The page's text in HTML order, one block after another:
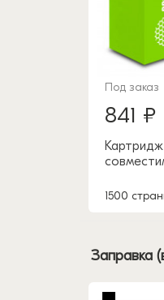
Под заказ
841 ₽
1500
Заправка